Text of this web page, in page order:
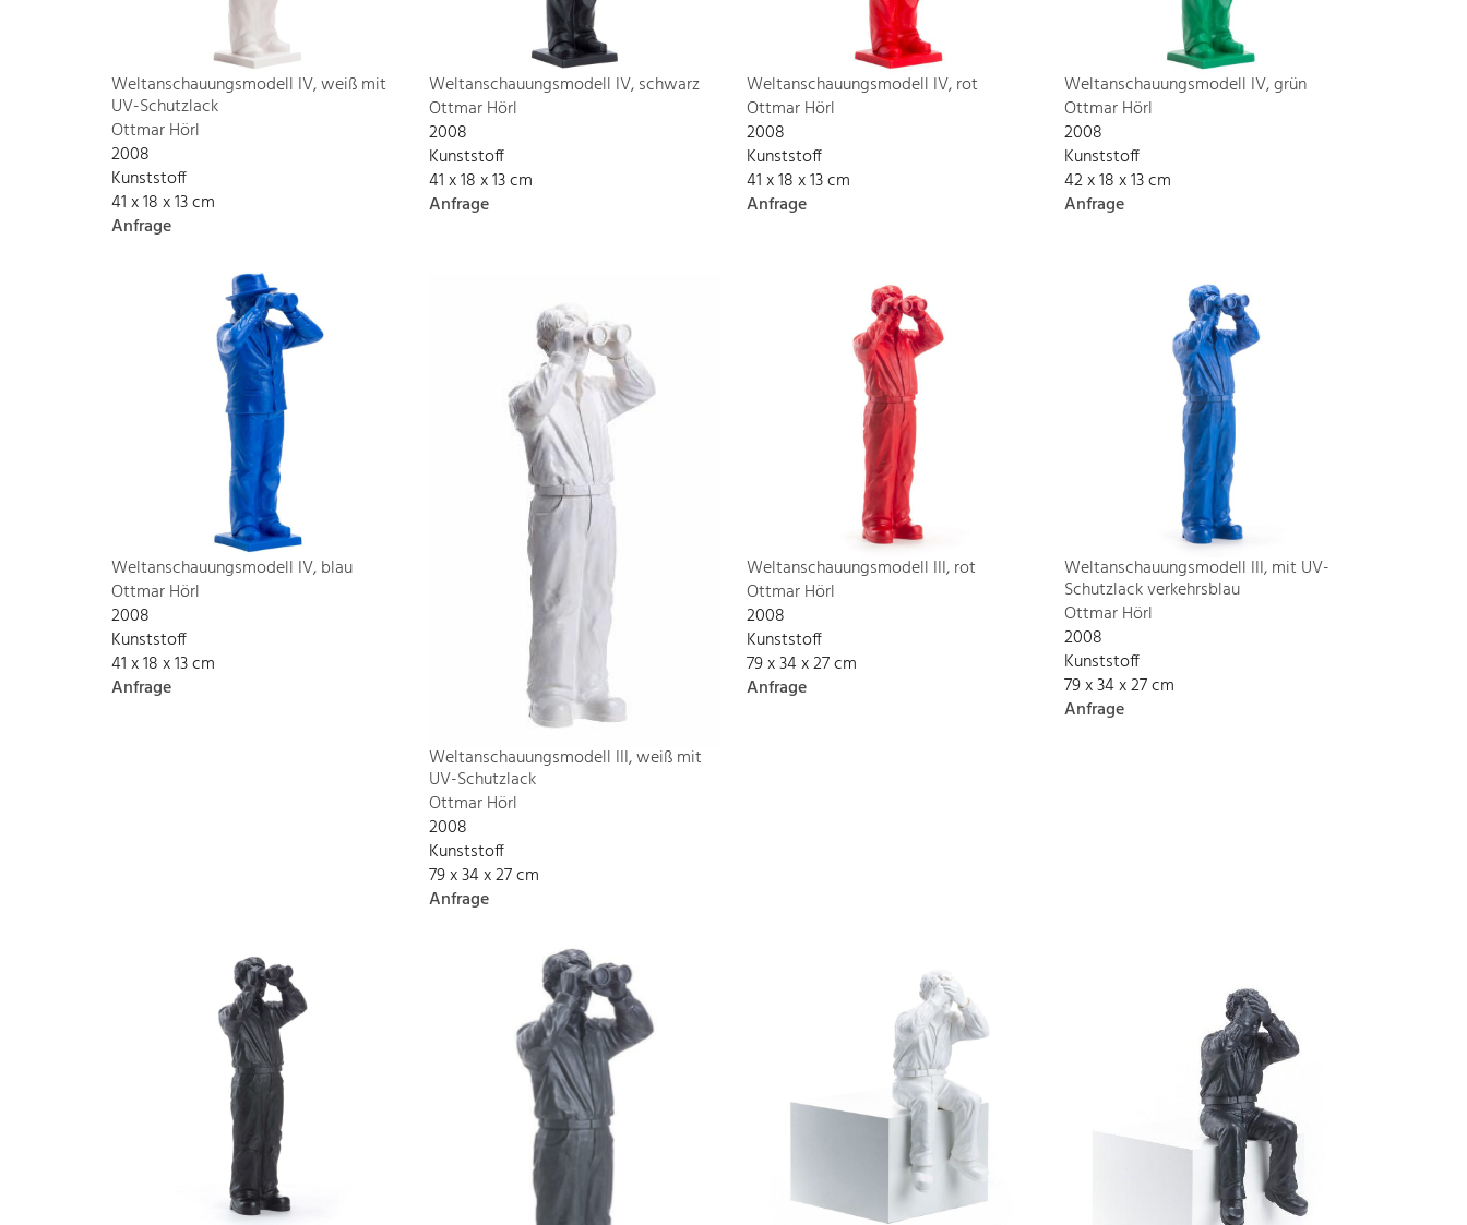
Weltanschauungsmodell IV, weiß mit
UV-Schutzlack
Ottmar Hörl
2008
Kunststoff
41 x 18 x 13 cm
Anfrage
Weltanschauungsmodell IV, schwarz
Ottmar Hörl
2008
Kunststoff
41 x 18 x 13 cm
Anfrage
Weltanschauungsmodell IV, rot
Ottmar Hörl
2008
Kunststoff
41 x 18 x 13 cm
Anfrage
Weltanschauungsmodell IV, grün
Ottmar Hörl
2008
Kunststoff
42 x 18 x 13 cm
Anfrage
Weltanschauungsmodell IV, blau
Ottmar Hörl
2008
Kunststoff
41 x 18 x 13 cm
Anfrage
Weltanschauungsmodell III, weiß mit
UV-Schutzlack
Ottmar Hörl
2008
Kunststoff
79 x 34 x 27 cm
Anfrage
Weltanschauungsmodell III, rot
Ottmar Hörl
2008
Kunststoff
79 x 34 x 27 cm
Anfrage
Weltanschauungsmodell III, mit UV-
Schutzlack verkehrsblau
Ottmar Hörl
2008
Kunststoff
79 x 34 x 27 cm
Anfrage